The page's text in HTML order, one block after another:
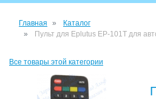
Главная
Каталог
Пульт для Eplutus EP-101T для
Все товары этой категории